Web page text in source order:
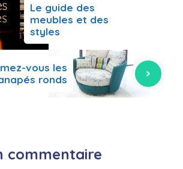
Le guide des
meubles et des
styles
vous les
ronds
commentaire